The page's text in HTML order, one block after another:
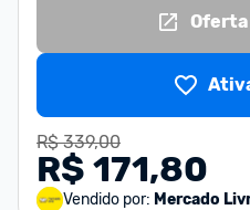
R$ 339,00
R$ 171,80
Vendido por: Mercado